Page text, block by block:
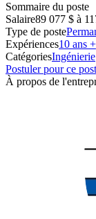
Sommaire du poste
Salaire89 077 $ à
Type de poste
Expériences10 ans +
CatégoriesIngénierie
Postuler pour ce
À propos de